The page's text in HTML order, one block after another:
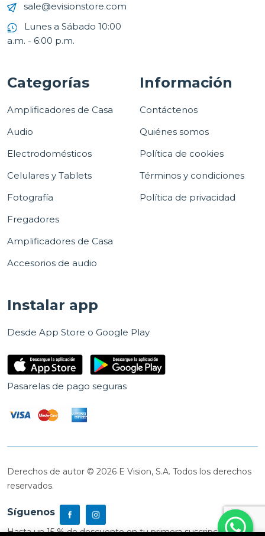
sale@evisionstore.com
Lunes a Sábado 10:00
a.m. - 6:00 p.m.
Categorías
Amplificadores de Casa
Audio
Electrodomésticos
Celulares y Tablets
Fotografía
Fregadores
Amplificadores de Casa
Accesorios de audio
Información
Contáctenos
Quiénes somos
Política de cookies
Términos y condiciones
Política de privacidad
Instalar app
Desde App Store o Google Play
Pasarelas de pago seguras
Derechos de autor © 2026 E Vision, S.A. Todos los derechos
reservados.
Síguenos
Hasta un 15 % de descuento en tu primera suscripción